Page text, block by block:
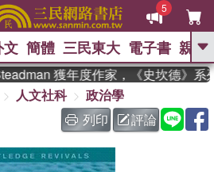
5
GO
熱搜： 東野圭吾 、 The Odyssey
、 如果歷史是一群喵 、 暑期
國際布克獎 臺灣漫遊錄 、 方
念華 、 台灣的李登輝時代
孩：黎曼猜想 、 偉大的迷走神經
文 簡體 三民東大 電子書 親子
獲年度作家，《史坎德》系
人文社科
政治學
列印
評論